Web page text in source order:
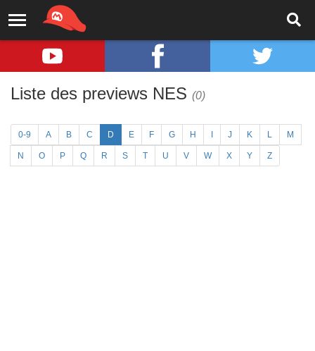
Liste des previews NES (0)
0-9 A B C D E F G H J K L M
N O P Q R S T U V W X Y Z